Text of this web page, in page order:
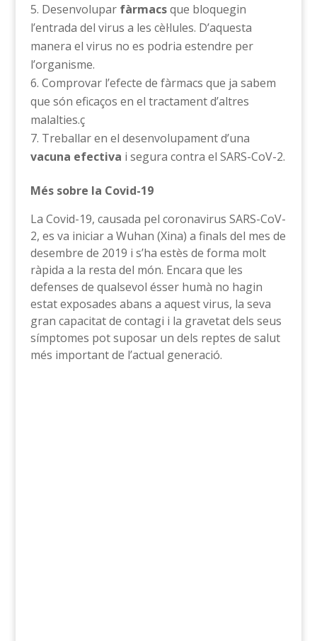
Desenvolupar fàrmacsque bloquegin
l’entrada del virus a les cèl·lules. D’aquesta
manera el virus no es podria estendre per
l’organisme.
Comprovar l’efecte de fàrmacs que ja sabem
que són eficaços en el tractament d’altres
malalties.ç
Treballar en el desenvolupament d’una
vacuna efectiva i segura contra el SARS-CoV-2.
Més sobre la Covid-19
La Covid-19, causada pel coronavirus SARS-CoV-
2, es va iniciar a Wuhan (Xina) a finals del mes de
desembre de 2019 i s’ha estès de forma molt
ràpida a la resta del món. Encara que les
defenses de qualsevol ésser humà no hagin
estat exposades abans a aquest virus, la seva
gran capacitat de contagi i la gravetat dels seus
símptomes pot suposar un dels reptes de salut
més important de l’actual generació.